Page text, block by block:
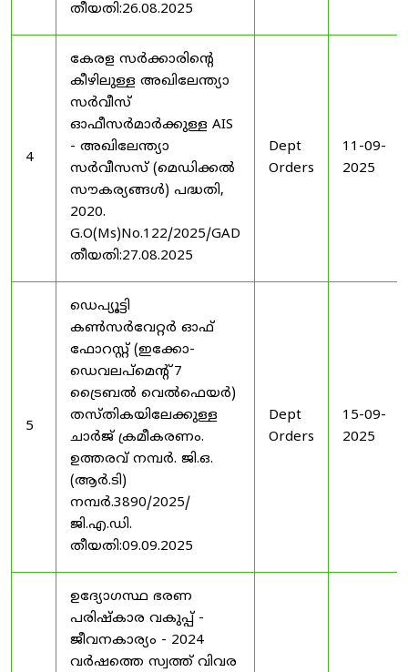
തീയതി:26.08.2025
4
കേരള സർക്കാരിന്റെ
കീഴിലുള്ള അഖിലേന്ത്യാ
സർവീസ്
ഓഫീസർമാർക്കുള്ള AIS
- അഖിലേന്ത്യാ
സർവീസസ് (മെഡിക്കൽ
സൗകര്യങ്ങൾ) പദ്ധതി,
2020.
G.O(Ms)No.122/2025/GAD
തീയതി:27.08.2025
Dept
Orders
11-09-
2025
5
ഡെപ്യൂട്ടി
കൺസർവേറ്റർ ഓഫ്
ഫോറസ്റ്റ് (ഇക്കോ-
ഡെവലപ്മെന്റ് 7
ട്രൈബൽ വെൽഫെയർ)
തസ്തികയിലേക്കുള്ള
ചാർജ് ക്രമീകരണം.
ഉത്തരവ് നമ്പർ. ജി.ഒ.
(ആർ.ടി)
നമ്പർ.3890/2025/
ജി.എ.ഡി.
തീയതി:09.09.2025
Dept
Orders
15-09-
2025
ഉദ്യോഗസ്ഥ ഭരണ
പരിഷ്കാര വകുപ്പ് -
ജീവനകാര്യം - 2024
വർഷത്തെ സ്വത്ത് വിവര